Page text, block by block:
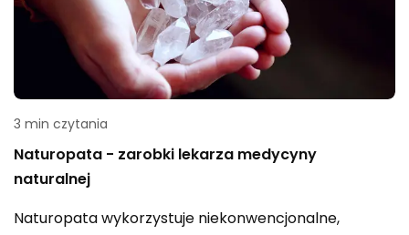
platformie edukacyjnej BezTabletek.pl, która wspiera
rozwój kompetencji z zakresu medycyny naturalnej.
3 min czytania
Naturopata - zarobki lekarza medycyny
naturalnej
Naturopata wykorzystuje niekonwencjonalne,